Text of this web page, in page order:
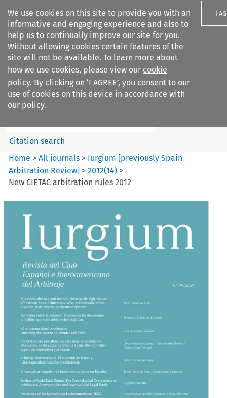
We use cookies on this site to provide you with an
informative and engaging experience and also to
help us to continually improve our site for you.
Without allowing cookies certain features of the
site will not be available. To learn more about
how we use cookies, please view our cookie
policy. By clicking on ‘I AGREE’, you consent to our
use of cookies on this device in accordance with
our policy.
I
Search filters
Iurgium %5Bpreviously Spain
Arbitration ...
Search content
Citation search
Home >All journals > Iurgium [previously Spain
Arbitration Review] >2012(14) >
New CIETAC arbitration rules 2012